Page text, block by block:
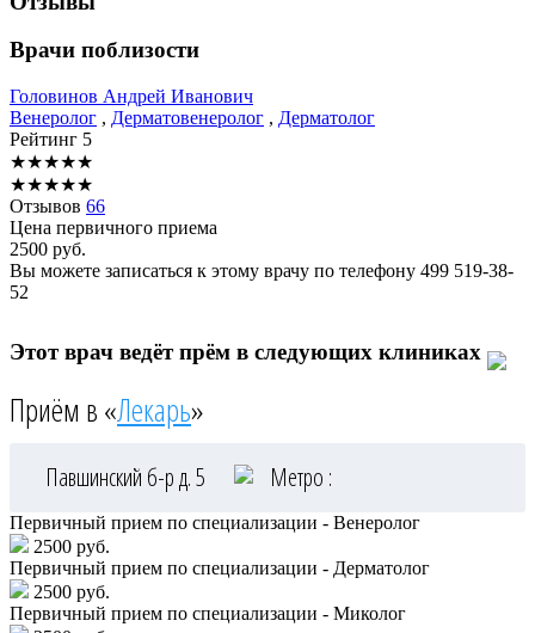
Врачи поблизости
Головинов Андрей Иванович
Венеролог , Дерматовенеролог , Дерматолог
Рейтинг 5
★★★★★
★★★★★
Отзывов 66
Цена первичного приема
2500 руб.
Вы можете записаться к этому врачу по телефону 499 519-38-
52
Этот врач ведёт прём в следующих клиниках
Приём в «Лекарь»
Павшинский б-р д. 5 Метро :
Первичный прием по специализации - Венеролог
2500 руб.
Первичный прием по специализации - Дерматолог
2500 руб.
Первичный прием по специализации - Миколог